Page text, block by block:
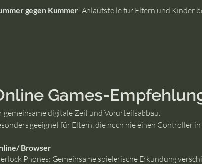
gegen Kummer: Anlaufstelle für Eltern und Kinder
Games-
gemeinsame digitale Zeit und Vorurteilsabbau.
geeignet für Eltern, die noch nie einen Controller
Browser
Phones: Gemeinsame spielerische Erkundung